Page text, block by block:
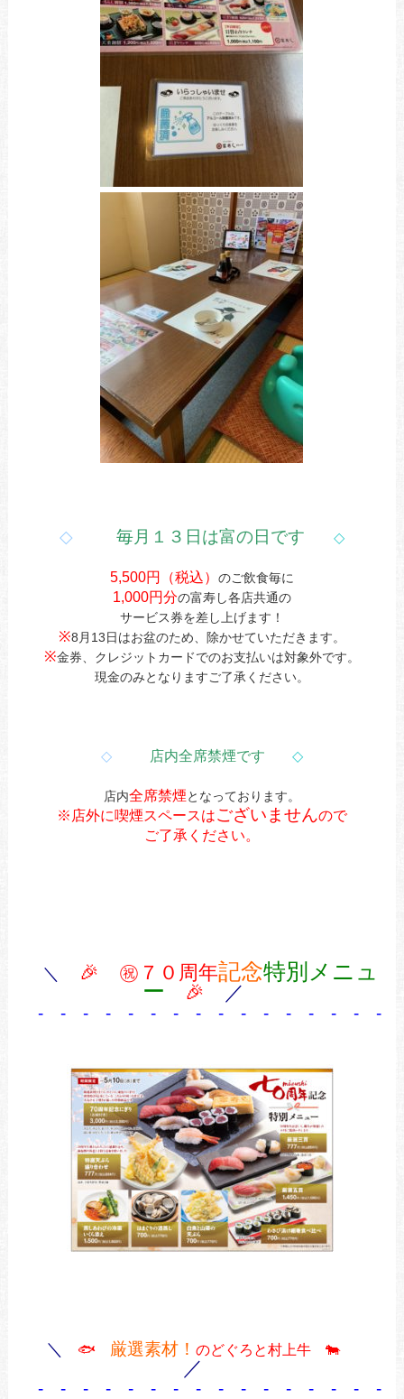
◇ 毎月１３日は富の日です ◇
5,500円（税込） のご飲食毎に
1,000円分の富寿し各店共通の
サービス券を差し上げます！
※8月13日はお盆のため、除かせていただきます。
※金券、クレジットカードでのお支払いは対象外です。
現金のみとなりますご了承ください。
◇ 店内全席禁煙です ◇
店内全席禁煙となっております。
※店外に喫煙スペースはございませんので
ご了承ください。
＼ 🎉 ㊗７０周年記念特別メニュ
ー 🎉 ／
- - - - - - - - - - - - - - - -
＼ 🐟 厳選素材！のどぐろと村上牛 🐄
／
- - - - - - - - - - - - - - - -